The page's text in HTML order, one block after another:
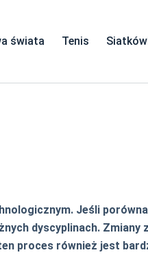
świata Tenis
Jeśli
dyscyplinach.
proces również jest